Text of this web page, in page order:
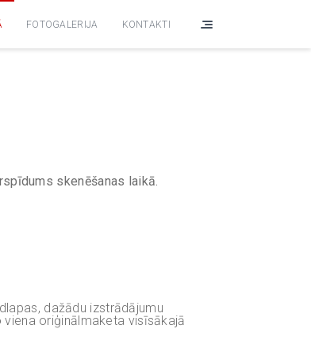
FOTOGALERIJA KONTAKTI
s skenēšanas laikā.
dažādu izstrādājumu
oriģinālmaketa visīsākajā